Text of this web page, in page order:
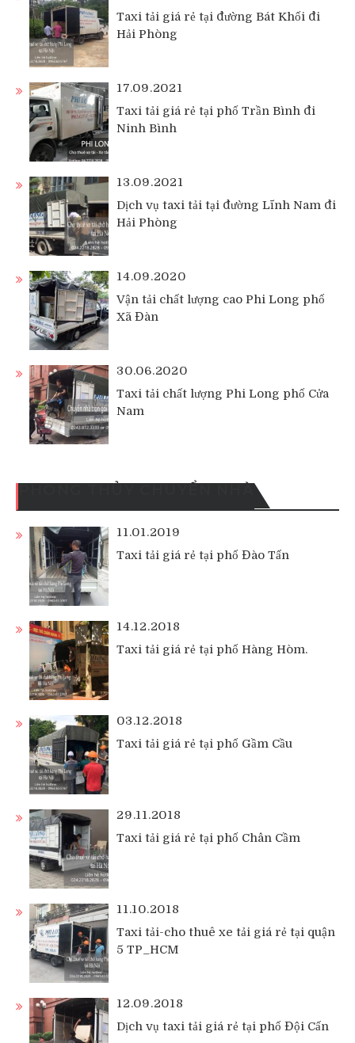
Taxi tải giá rẻ tại đường Bát Khối đi
Hải Phòng
17.09.2021
Taxi tải giá rẻ tại phố Trần Bình đi
Ninh Bình
13.09.2021
Dịch vụ taxi tải tại đường Lĩnh Nam đi
Hải Phòng
14.09.2020
Vận tải chất lượng cao Phi Long phố
Xã Đàn
30.06.2020
Taxi tải chất lượng Phi Long phố Cửa
Nam
11.01.2019
Taxi tải giá rẻ tại phố Đào Tấn
14.12.2018
Taxi tải giá rẻ tại phố Hàng Hòm.
03.12.2018
Taxi tải giá rẻ tại phố Gầm Cầu
29.11.2018
Taxi tải giá rẻ tại phố Chân Cầm
11.10.2018
Taxi tải-cho thuê xe tải giá rẻ tại quận
5 TP_HCM
12.09.2018
Dịch vụ taxi tải giá rẻ tại phố Đội Cấn